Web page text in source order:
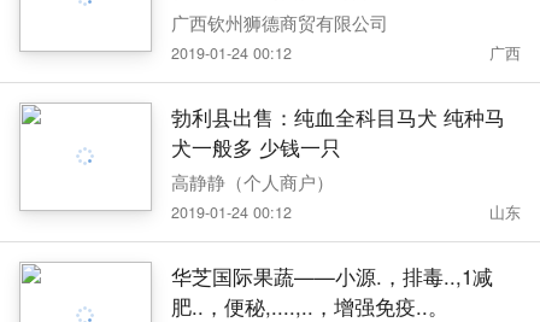
广西钦州狮德商贸有限公司
2019-01-24 00:12 广西
勃利县出售：纯血全科目马犬 纯种马
犬一般多 少钱一只
高静静（个人商户）
2019-01-24 00:12 山东
华芝国际果蔬——小源.，排毒..,1减
肥..，便秘,....,..，增强免疫..。